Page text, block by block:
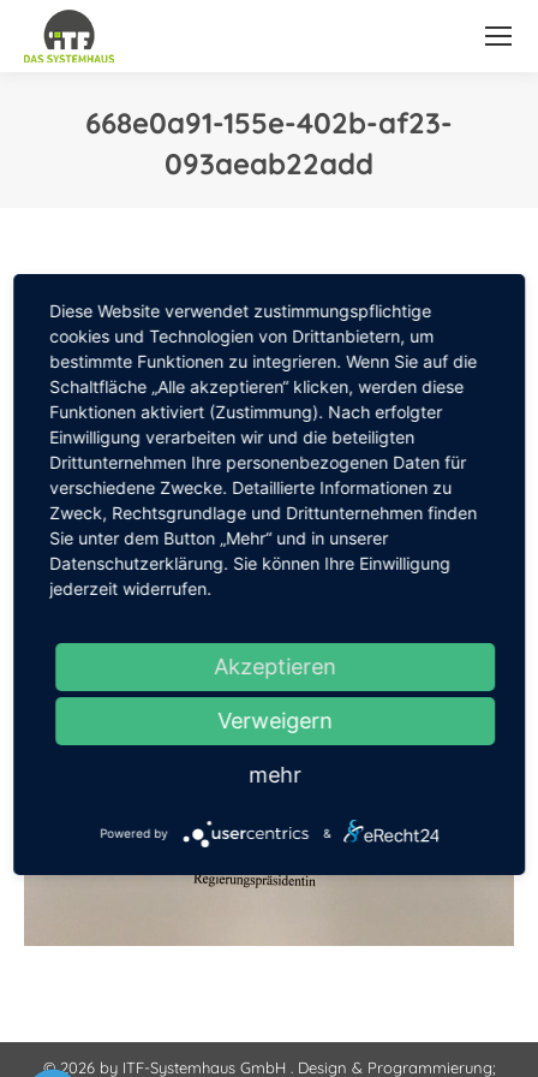
668e0a91-155e-402b-af23-
093aeab22add
© 2026 by ITF-Systemhaus GmbH . Design & Programmierung;
Diese Website verwendet zustimmungspflichtige
cookies und Technologien von Drittanbietern, um
bestimmte Funktionen zu integrieren. Wenn Sie auf die
Schaltfläche „Alle akzeptieren“ klicken, werden diese
Funktionen aktiviert (Zustimmung). Nach erfolgter
Einwilligung verarbeiten wir und die beteiligten
Drittunternehmen Ihre personenbezogenen Daten für
verschiedene Zwecke. Detaillierte Informationen zu
Zweck, Rechtsgrundlage und Drittunternehmen finden
Sie unter dem Button „Mehr“ und in unserer
Datenschutzerklärung. Sie können Ihre Einwilligung
jederzeit widerrufen.
Akzeptieren
Verweigern
mehr
Powered by &